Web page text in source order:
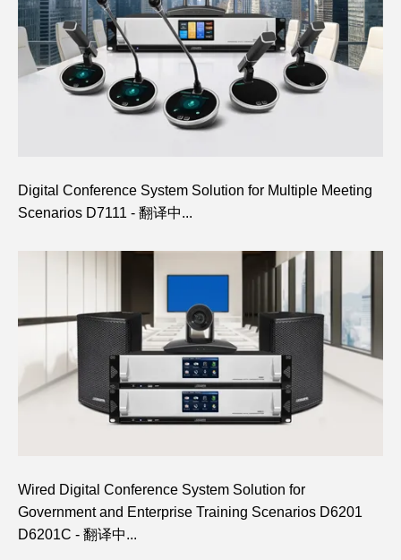
Digital Conference System Solution for Multiple Meeting
Scenarios D7111 - 翻译中...
Wired Digital Conference System Solution for
Government and Enterprise Training Scenarios D6201
D6201C - 翻译中...